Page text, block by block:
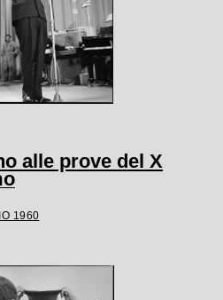
alle prove del X
1960